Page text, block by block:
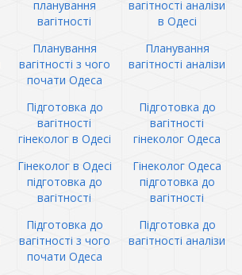
планування
вагітності
вагітності аналізи
в Одесі
Планування
вагітності з чого
почати Одеса
Планування
вагітності аналізи
Підготовка до
вагітності
гінеколог в Одесі
Підготовка до
вагітності
гінеколог Одеса
Гінеколог в Одесі
підготовка до
вагітності
Гінеколог Одеса
підготовка до
вагітності
Підготовка до
вагітності з чого
почати Одеса
Підготовка до
вагітності аналізи